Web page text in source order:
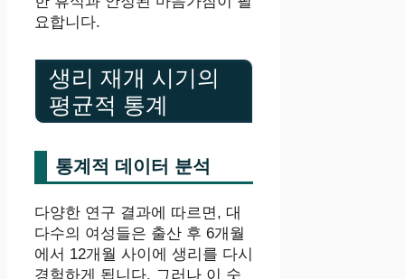
요합니다.
생리 재개 시기의
평균적 통계
통계적 데이터 분석
다양한 연구 결과에 따르면, 대
다수의 여성들은 출산 후 6개월
에서 12개월 사이에 생리를 다시
경험하게 됩니다. 그러나 이 숫